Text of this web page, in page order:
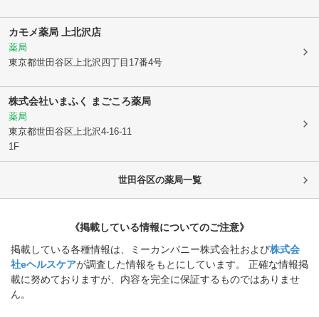
カモメ薬局 上北沢店
薬局
東京都世田谷区上北沢四丁目17番4号
株式会社いまふく まごころ薬局
薬局
東京都世田谷区上北沢4-16-11
1F
世田谷区の薬局一覧
《掲載している情報についてのご注意》
掲載している各種情報は、ミーカンパニー株式会社および株式会
社eヘルスケアが調査した情報をもとにしています。 正確な情報掲
載に努めておりますが、内容を完全に保証するものではありませ
ん。